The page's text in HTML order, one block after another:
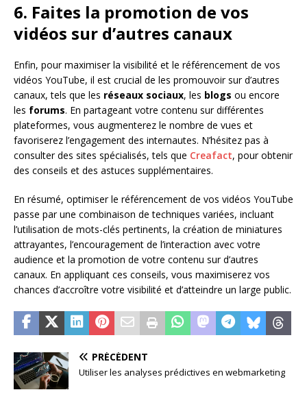
6. Faites la promotion de vos
vidéos sur d’autres canaux
Enfin, pour maximiser la visibilité et le référencement de vos
vidéos YouTube, il est crucial de les promouvoir sur d’autres
canaux, tels que les réseaux sociaux, les blogs ou encore
les forums. En partageant votre contenu sur différentes
plateformes, vous augmenterez le nombre de vues et
favoriserez l’engagement des internautes. N’hésitez pas à
consulter des sites spécialisés, tels que Creafact, pour obtenir
des conseils et des astuces supplémentaires.
En résumé, optimiser le référencement de vos vidéos YouTube
passe par une combinaison de techniques variées, incluant
l’utilisation de mots-clés pertinents, la création de miniatures
attrayantes, l’encouragement de l’interaction avec votre
audience et la promotion de votre contenu sur d’autres
canaux. En appliquant ces conseils, vous maximiserez vos
chances d’accroître votre visibilité et d’atteindre un large public.
PRÉCÉDENT
Utiliser les analyses prédictives en webmarketing